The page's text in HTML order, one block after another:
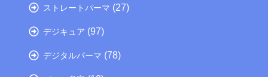
ストレートパーマ (27)
デジキュア (97)
デジタルパーマ (78)